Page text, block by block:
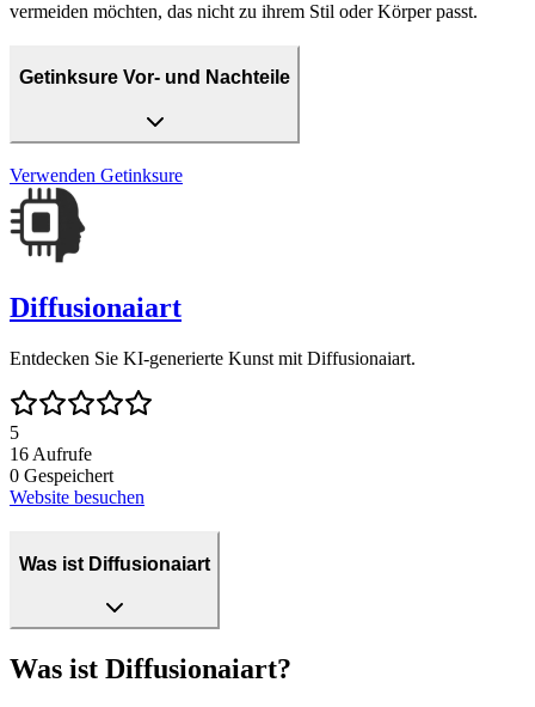
vermeiden möchten, das nicht zu ihrem Stil oder Körper passt.
Getinksure Vor- und Nachteile
Verwenden Getinksure
Diffusionaiart
Entdecken Sie KI-generierte Kunst mit Diffusionaiart.
5
16 Aufrufe
0 Gespeichert
Website besuchen
Was ist Diffusionaiart
Was ist Diffusionaiart?